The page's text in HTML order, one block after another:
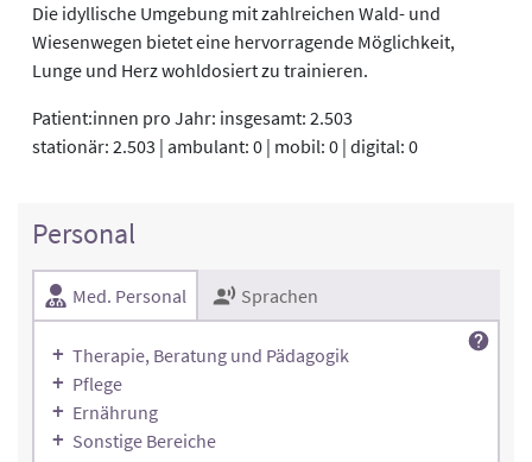
Die idyllische Umgebung mit zahlreichen Wald- und
Wiesenwegen bietet eine hervorragende Möglichkeit,
Lunge und Herz wohldosiert zu trainieren.
Patient:innen pro Jahr: insgesamt: 2.503
stationär: 2.503 | ambulant: 0 | mobil: 0 | digital: 0
Personal
Med. Personal Sprachen
Therapie, Beratung und Pädagogik
Pflege
Ernährung
Sonstige Bereiche